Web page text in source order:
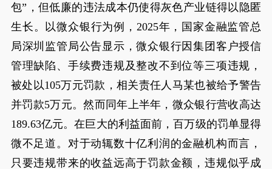
包”，但低廉的违法成本仍使得灰色产业链得以隐匿
生长。以微众银行为例，2025年，国家金融监管总
局深圳监管局公告显示，微众银行因集团客户授信
管理缺陷、手续费违规及整改不到位等三项违规，
被处以105万元罚款，相关责任人马某也被给予警告
并罚款5万元。然而同年上半年，微众银行营收高达
189.63亿元。在巨大的利益面前，百万级的罚单显得
微不足道。对于动辄数十亿利润的金融机构而言，
只要违规带来的收益远高于罚款金额，违规似乎成